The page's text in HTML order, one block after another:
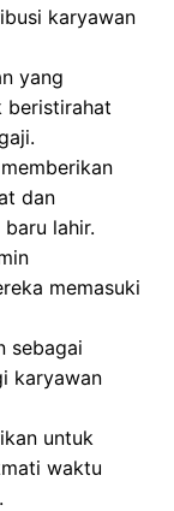
karyawan
yang
beristirahat
dan
lahir.
memasuki
sebagai
karyawan
untuk
waktu